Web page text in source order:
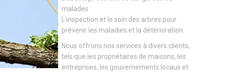
malades
L’inspection et le soin des arbres pour
prévenir les maladies et la détérioration.
Nous offrons nos services à divers clients,
tels que les propriétaires de maisons, les
entreprises, les gouvernements locaux et